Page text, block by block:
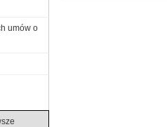
umów o